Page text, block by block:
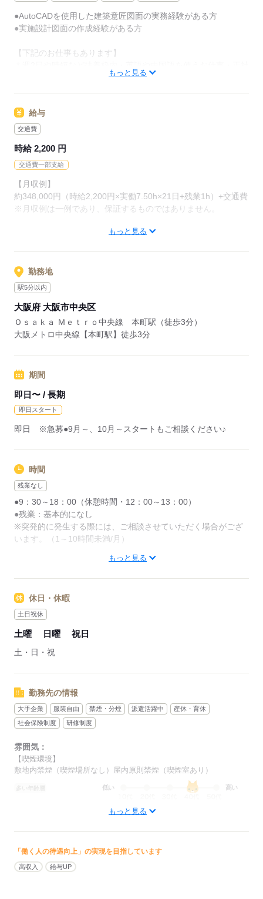
用）
応募する
●AutoCADを使用した建築意匠図面の実務経験がある方
●実施設計図面の作成経験がある方
【下記のお仕事もあります】
もっと見る
給与
交通費
時給 2,200 円
交通費一部支給
【月収例】
約348,000円（時給2,200円×実働7.50h×21日+残業1h）+交通費
※月収例は一例であり、保証するものではありません。
もっと見る
勤務地
駅5分以内
大阪府 大阪市中央区
Ｏｓａｋａ Ｍｅｔｒｏ中央線 本町駅（徒歩3分）
大阪メトロ中央線【本町駅】徒歩3分
期間
即日〜 / 長期
即日スタート
即日 ※急募●9月～、10月～スタートもご相談ください♪
時間
残業なし
●9：30～18：00（休憩時間・12：00～13：00）
●残業：基本的になし
※突発的に発生する際には、ご相談させていただく場合がござ
います。（1～10時間未満/月）
【服装】
オフィスカジュアル
OJT
【職場環境】
もっと見る
休日・休暇
土日祝休
土曜 日曜 祝日
土・日・祝
勤務先の情報
大手企業 服装自由 禁煙・分煙 派遣活躍中
産休・育休
社会保険制度
研修制度
雰囲気：
【喫煙環境】
敷地内禁煙（喫煙場所なし）屋内原則禁煙（喫煙室あり）
低い 高い
男性
職場の様子 しずか
大手建築事務所にて、CADオペレーターのお仕事です
もっと見る
「働く人の待遇向上」の実現を目指しています
高収入 給与UP